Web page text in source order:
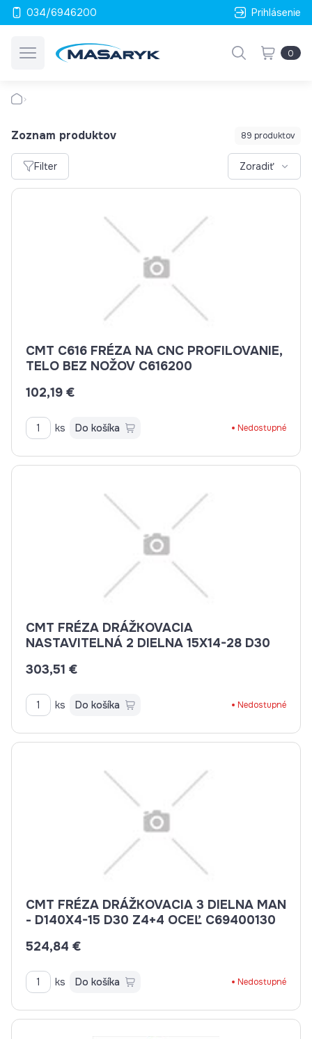
034/6946200 Prihlásenie
0
Zoznam produktov 89 produktov
Filter Zoradiť
CMT C616 FRÉZA NA CNC PROFILOVANIE,
TELO BEZ NOŽOV C616200
102,19 €
ks Do košíka Nedostupné
CMT FRÉZA DRÁŽKOVACIA
NASTAVITELNÁ 2 DIELNA 15X14-28 D30
303,51 €
ks Do košíka Nedostupné
CMT FRÉZA DRÁŽKOVACIA 3 DIELNA MAN
- D140X4-15 D30 Z4+4 OCEĽ C69400130
524,84 €
ks Do košíka Nedostupné